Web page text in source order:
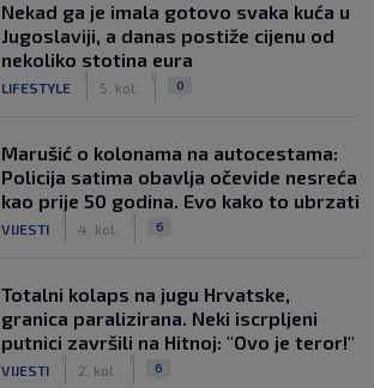
Nekad ga je imala gotovo svaka kuća u
Jugoslaviji, a danas postiže cijenu od
nekoliko stotina eura
LIFESTYLE 5. kol. 0
Marušić o kolonama na autocestama:
Policija satima obavlja očevide nesreća
kao prije 50 godina. Evo kako to ubrzati
VIJESTI 4. kol. 6
Totalni kolaps na jugu Hrvatske,
granica paralizirana. Neki iscrpljeni
putnici završili na Hitnoj: "Ovo je teror!"
VIJESTI 2. kol. 6